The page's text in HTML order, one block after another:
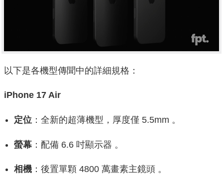
以下是各機型傳聞中的詳細規格：
iPhone 17 Air
定位 ：全新的超薄機型，厚度僅 5.5mm 。
螢幕 ：配備 6.6 吋顯示器 。
相機 ：後置單顆 4800 萬畫素主鏡頭 。